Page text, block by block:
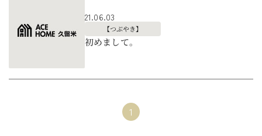
21.06.03
【つぶやき】
初めまして。
1